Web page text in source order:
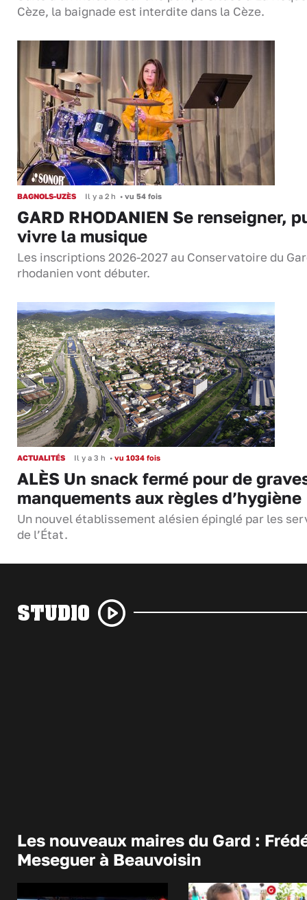
Cèze, la baignade est interdite dans la Cèze.
BAGNOLS-UZÈS Il y a 2 h • vu 54 fois
GARD RHODANIEN Se renseigner,
vivre la musique
Les inscriptions 2026-2027 au Conservatoire du
rhodanien vont débuter.
ACTUALITÉS Il y a 3 h • vu 1034 fois
ALÈS Un snack fermé pour de
manquements aux règles d’hygiène
Un nouvel établissement alésien épinglé par les
de l’État.
STUDIO
Les nouveaux maires du Gard :
Meseguer à Beauvoisin